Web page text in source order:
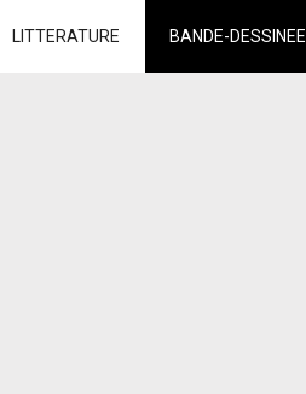
LITTERATURE BANDE-DESSINEE